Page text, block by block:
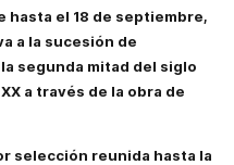
hasta el 18 de septiembre,
a la sucesión de
segunda mitad del siglo
a través de la obra de
selección reunida hasta la